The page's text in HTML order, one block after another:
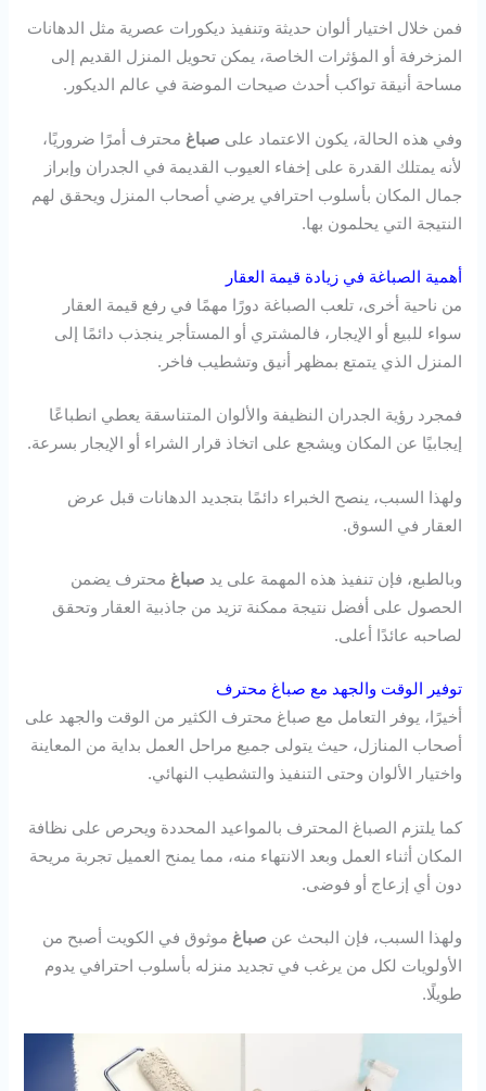
فمن خلال اختيار ألوان حديثة وتنفيذ ديكورات عصرية مثل الدهانات
المزخرفة أو المؤثرات الخاصة، يمكن تحويل المنزل القديم إلى
مساحة أنيقة تواكب أحدث صيحات الموضة في عالم الديكور.
وفي هذه الحالة، يكون الاعتماد على صباغ محترف أمرًا ضروريًا،
لأنه يمتلك القدرة على إخفاء العيوب القديمة في الجدران وإبراز
جمال المكان بأسلوب احترافي يرضي أصحاب المنزل ويحقق لهم
النتيجة التي يحلمون بها.
أهمية الصباغة في زيادة قيمة العقار
من ناحية أخرى، تلعب الصباغة دورًا مهمًا في رفع قيمة العقار
سواء للبيع أو الإيجار، فالمشتري أو المستأجر ينجذب دائمًا إلى
المنزل الذي يتمتع بمظهر أنيق وتشطيب فاخر.
فمجرد رؤية الجدران النظيفة والألوان المتناسقة يعطي انطباعًا
إيجابيًا عن المكان ويشجع على اتخاذ قرار الشراء أو الإيجار بسرعة.
ولهذا السبب، ينصح الخبراء دائمًا بتجديد الدهانات قبل عرض
العقار في السوق.
وبالطبع، فإن تنفيذ هذه المهمة على يد صباغ محترف يضمن
الحصول على أفضل نتيجة ممكنة تزيد من جاذبية العقار وتحقق
لصاحبه عائدًا أعلى.
توفير الوقت والجهد مع صباغ محترف
أخيرًا، يوفر التعامل مع صباغ محترف الكثير من الوقت والجهد على
أصحاب المنازل، حيث يتولى جميع مراحل العمل بداية من المعاينة
واختيار الألوان وحتى التنفيذ والتشطيب النهائي.
كما يلتزم الصباغ المحترف بالمواعيد المحددة ويحرص على نظافة
المكان أثناء العمل وبعد الانتهاء منه، مما يمنح العميل تجربة مريحة
دون أي إزعاج أو فوضى.
ولهذا السبب، فإن البحث عن صباغ موثوق في الكويت أصبح من
الأولويات لكل من يرغب في تجديد منزله بأسلوب احترافي يدوم
طويلًا.